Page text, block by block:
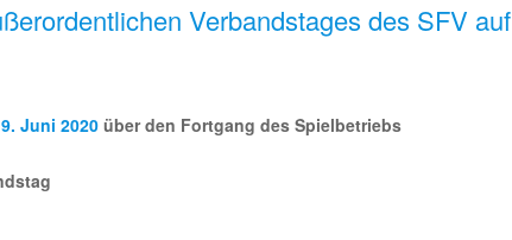
Verbandstages des SFV auf
Juni 2020über den Fortgang des Spielbetriebs